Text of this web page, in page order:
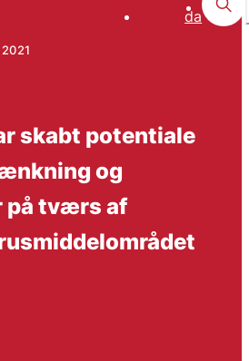
da
2021
skabt potentiale
og
på tværs af